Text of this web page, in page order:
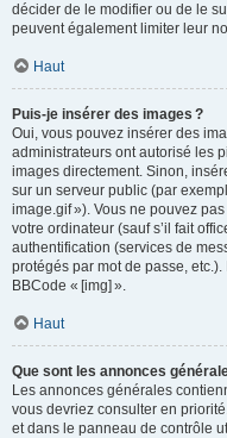
décider de le modifier ou de le
peuvent également limiter leur
Haut
Puis-je insérer des images ?
Oui, vous pouvez insérer des
administrateurs ont autorisé les
images directement. Sinon,
sur un serveur public (par
image.gif »). Vous ne pouvez
votre ordinateur (sauf s’il fait
authentification (services de
protégés par mot de passe,
BBCode « [img] ».
Haut
Que sont les annonces
Les annonces générales
vous devriez consulter en
et dans le panneau de contrôle